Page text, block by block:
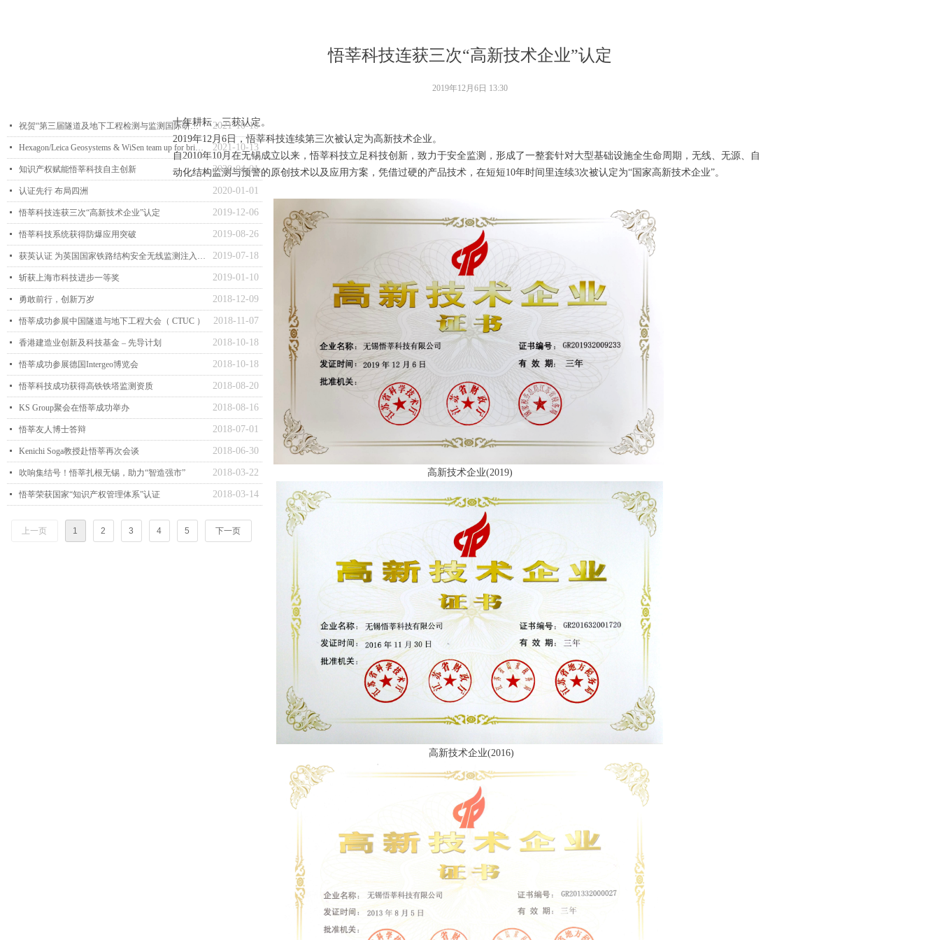
悟莘科技连获三次“高新技术企业”认定
十年耕耘，三获认定。
2019年12月6日，悟莘科技连续第三次被认定为高新技术企业。
自2010年10月在无锡成立以来，悟莘科技立足科技创新，致力于安全监测，形成了一整套针对大型基础设施全生命周期，无线、无源、自
动化结构监测与预警的原创技术以及应用方案，凭借过硬的产品技术，在短短10年时间里连续3次被认定为“国家高新技术企业”。
高新技术企业(2019)
高新技术企业(2016)
2019年12月6日 13:30
2021-10-18
넷 祝贺“第三届隧道及地下工程检测与监测国际研讨会暨第七届中国土木工程学会隧道及地下工程分会建设管理与青年工作科技论坛”成功召开
2021-10-13
넷 Hexagon/Leica Geosystems & WiSen team up for brighter future
2020-04-01
넷 知识产权赋能悟莘科技自主创新
2020-01-01
넷 认证先行 布局四洲
2019-12-06
넷 悟莘科技连获三次“高新技术企业”认定
2019-08-26
넷 悟莘科技系统获得防爆应用突破
2019-07-18
넷 获英认证 为英国国家铁路结构安全无线监测注入中国原创科技元素
2019-01-10
넷 斩获上海市科技进步一等奖
2018-12-09
넷 勇敢前行，创新万岁
2018-11-07
넷 悟莘成功参展中国隧道与地下工程大会（ CTUC ）
2018-10-18
넷 香港建造业创新及科技基金 – 先导计划
2018-10-18
넷 悟莘成功参展德国Intergeo博览会
2018-08-20
넷 悟莘科技成功获得高铁铁塔监测资质
2018-08-16
넷 KS Group聚会在悟莘成功举办
2018-07-01
넷 悟莘友人博士答辩
2018-06-30
넷 Kenichi Soga教授赴悟莘再次会谈
2018-03-22
넷 吹响集结号！悟莘扎根无锡，助力“智造强市”
2018-03-14
넷 悟莘荣获国家“知识产权管理体系”认证
上一页 1 2 3 4 5 下一页